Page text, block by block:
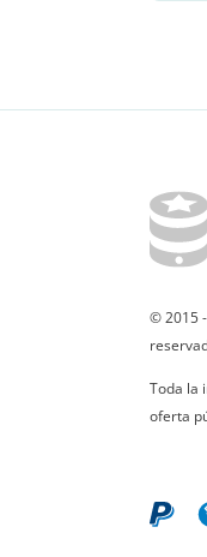
© 2015 -
Toda la
oferta